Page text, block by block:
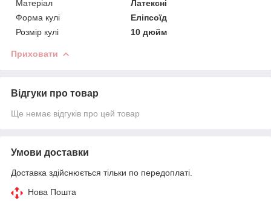
Матеріал
Латексні
Форма кулі
Еліпсоїд
Розмір кулі
10 дюйм
Приховати
Відгуки про товар
Ще немає відгуків про цей товар
Умови доставки
Доставка здійснюється тільки по передоплаті.
Нова Пошта